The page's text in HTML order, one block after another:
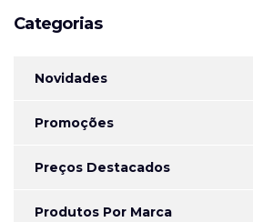
Categorias
Novidades
Promoções
Preços Destacados
Produtos Por Marca